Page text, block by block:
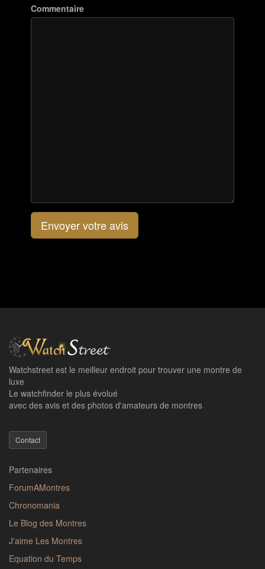
Commentaire
Envoyer votre avis
Watchstreet est le meilleur endroit pour trouver une montre de
luxe
Le watchfinder le plus évolué
avec des avis et des photos d'amateurs de montres
Contact
Partenaires
ForumAMontres
Chronomania
Le Blog des Montres
J'aime Les Montres
Equation du Temps